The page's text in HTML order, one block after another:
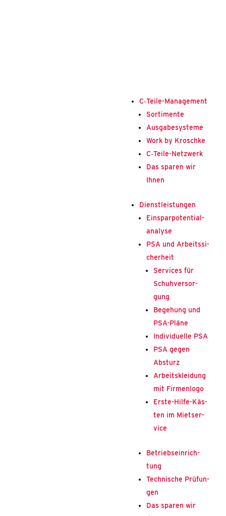
C‑Tei­­le-Mana­ge­­ment
Sor­ti­men­te
Aus­ga­be­sys­te­me
Work by Krosch­ke
C‑Tei­­le-Net­z­­werk
Das spa­ren wir
Ihnen
Dienst­leis­tun­gen
Ein­spar­po­ten­ti­al­
ana­ly­se
PSA und Arbeits­si­
cher­heit
Ser­vices für
Schuh­ver­sor­
gung
Bege­hung und
PSA-Plä­­ne
Indi­vi­du­el­le PSA
PSA gegen
Absturz
Arbeits­klei­dung
mit Fir­men­lo­go
Ers­­te-Hil­­fe-Käs­­
ten im Miet­ser­
vice
Betriebs­ein­rich­
tung
Tech­ni­sche Prü­fun­
gen
Das spa­ren wir